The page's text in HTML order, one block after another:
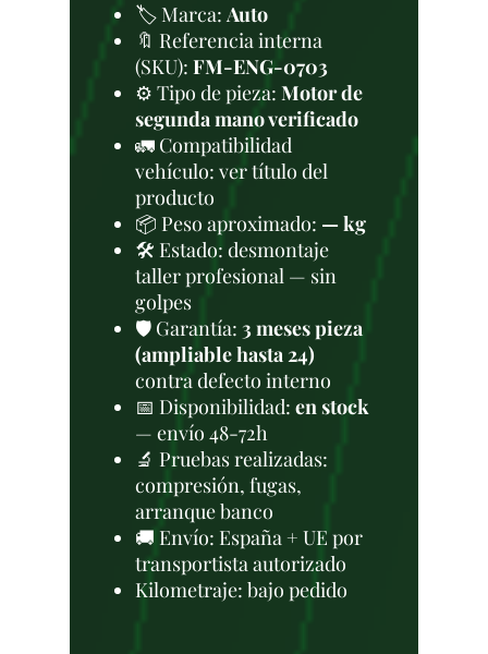
🏷️ Marca:Auto
🔖 Referencia interna
(SKU): FM-ENG-0703
⚙️ Tipo de pieza: Motor de
segunda mano verificado
🚛 Compatibilidad
vehículo: ver título del
producto
📦 Peso aproximado: — kg
🛠 Estado: desmontaje
taller profesional — sin
golpes
🛡️ Garantía: 3 meses pieza
(ampliable hasta 24)
contra defecto interno
📅 Disponibilidad: en stock
— envío 48-72h
🔬 Pruebas realizadas:
compresión, fugas,
arranque banco
🚚 Envío: España + UE por
transportista autorizado
Kilometraje: bajo pedido